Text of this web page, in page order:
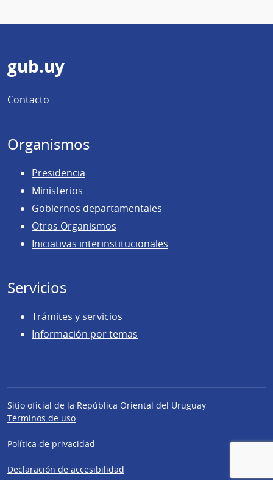
Pie
de
página
gub.uy
Contacto
Organismos
Presidencia
Ministerios
Gobiernos departamentales
Otros Organismos
Iniciativas interinstitucionales
Servicios
Trámites y servicios
Información por temas
Sitio oficial de la República Oriental del Uruguay
Términos de uso
Política de privacidad
Declaración de accesibilidad